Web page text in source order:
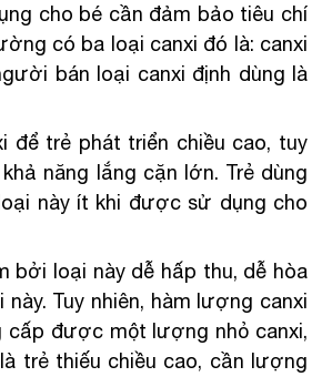
cho bé cần đảm bảo tiêu chí
có ba loại canxi đó là: canxi
bán loại canxi định dùng là
để trẻ phát triển chiều cao, tuy
năng lắng cặn lớn. Trẻ dùng
này ít khi được sử dụng cho
bởi loại này dễ hấp thu, dễ hòa
Tuy nhiên, hàm lượng canxi
được một lượng nhỏ canxi,
trẻ thiếu chiều cao, cần lượng